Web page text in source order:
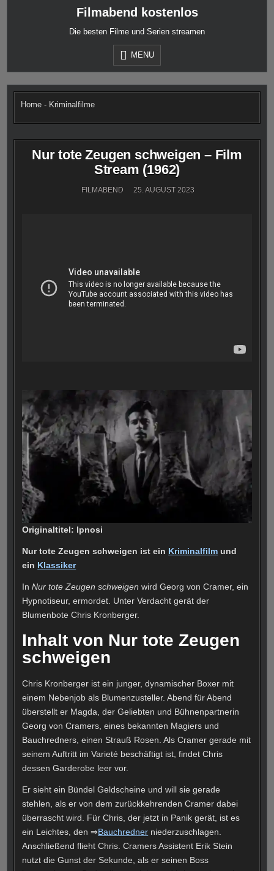
Filmabend kostenlos
Die besten Filme und Serien streamen
MENU
Home - Kriminalfilme
Nur tote Zeugen schweigen – Film
Stream (1962)
FILMABEND 25. AUGUST 2023
Originaltitel: Ipnosi
Nur tote Zeugen schweigen ist ein Kriminalfilm und
ein Klassiker
InNur tote Zeugen schweigen wird Georg von Cramer, ein
Hypnotiseur, ermordet. Unter Verdacht gerät der
Blumenbote Chris Kronberger.
Inhalt von Nur tote Zeugen
schweigen
Chris Kronberger ist ein junger, dynamischer Boxer mit
einem Nebenjob als Blumenzusteller. Abend für Abend
überstellt er Magda, der Geliebten und Bühnenpartnerin
Georg von Cramers, eines bekannten Magiers und
Bauchredners, einen Strauß Rosen. Als Cramer gerade mit
seinem Auftritt im Varieté beschäftigt ist, findet Chris
dessen Garderobe leer vor.
Er sieht ein Bündel Geldscheine und will sie gerade
stehlen, als er von dem zurückkehrenden Cramer dabei
überrascht wird. Für Chris, der jetzt in Panik gerät, ist es
ein Leichtes, den ⇒Bauchredner niederzuschlagen.
Anschließend flieht Chris. Cramers Assistent Erik Stein
nutzt die Gunst der Sekunde, als er seinen Boss